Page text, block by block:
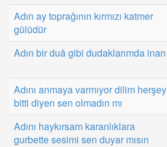
Adın ay toprağının kırmızı katmer
gülüdür
Adın bir duâ gibi dudaklarımda inan
Adını anmaya varmıyor dilim herşey
bitti diyen sen olmadın mı
Adını haykırsam karanlıklara
gurbette sesimi sen duyar mısın